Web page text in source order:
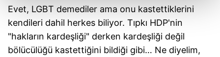
Her halükârda, kullanıcılar, bu çerezlere izin vermedikleri
takdirde, kullanıcılara hedefli reklamlar
gösterilmeyecektir."
Evet, LGBT demediler ama onu kastettiklerini
kendileri dahil herkes biliyor. Tıpkı HDP'nin
"hakların kardeşliği" derken kardeşliği değil
bölücülüğü kastettiğini bildiği gibi… Ne diyelim,